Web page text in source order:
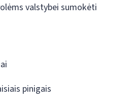
valstybei sumokėti
pinigais